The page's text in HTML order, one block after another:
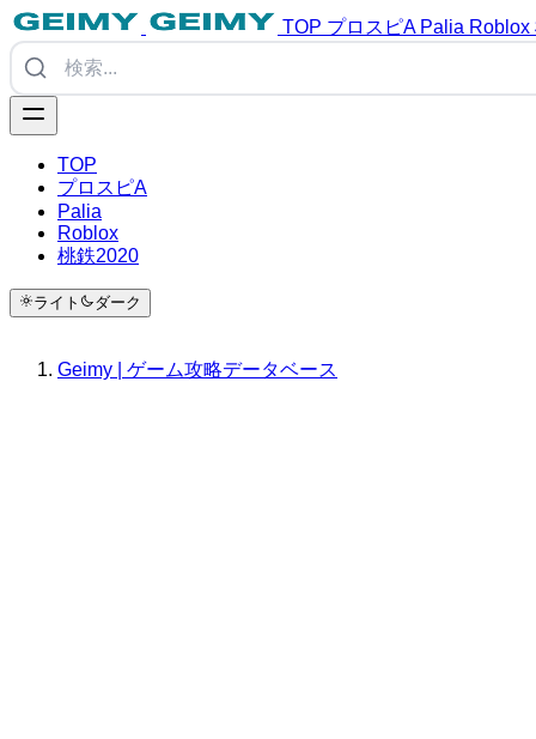
TOP プロスピA Palia Roblox
TOP
プロスピA
Palia
Roblox
桃鉄2020
ライト ダーク
Geimy | ゲーム攻略データベース